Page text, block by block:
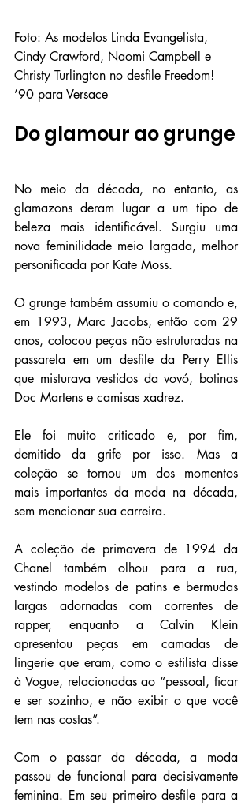
Foto: As modelos Linda Evangelista,
Cindy Crawford, Naomi Campbell e
Christy Turlington no desfile Freedom!
’90 para Versace
Do glamour ao grunge
No meio da década, no entanto, as
glamazons deram lugar a um tipo de
beleza mais identificável. Surgiu uma
nova feminilidade meio largada, melhor
personificada por Kate Moss.
O grunge também assumiu o comando e,
em 1993, Marc Jacobs, então com 29
anos, colocou peças não estruturadas na
passarela em um desfile da Perry Ellis
que misturava vestidos da vovó, botinas
Doc Martens e camisas xadrez.
Ele foi muito criticado e, por fim,
demitido da grife por isso. Mas a
coleção se tornou um dos momentos
mais importantes da moda na década,
sem mencionar sua carreira.
A coleção de primavera de 1994 da
Chanel também olhou para a rua,
vestindo modelos de patins e bermudas
largas adornadas com correntes de
rapper, enquanto a Calvin Klein
apresentou peças em camadas de
lingerie que eram, como o estilista disse
à Vogue, relacionadas ao “pessoal, ficar
e ser sozinho, e não exibir o que você
tem nas costas”.
Com o passar da década, a moda
passou de funcional para decisivamente
feminina. Em seu primeiro desfile para a